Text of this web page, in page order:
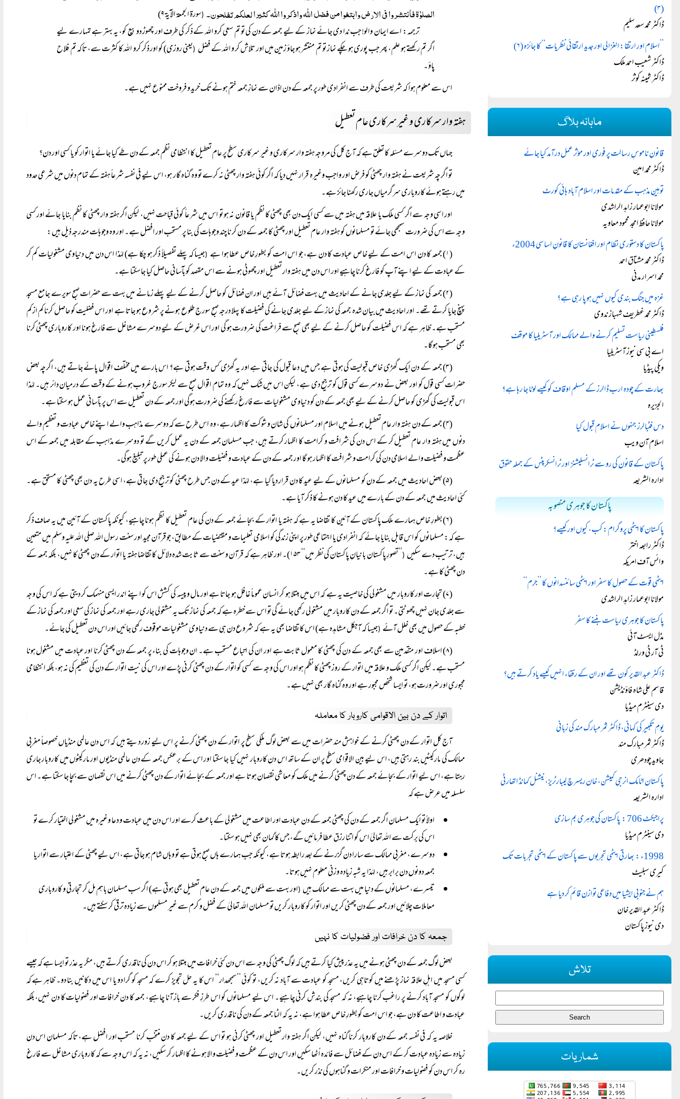
الصلوٰۃ فانتشروا فی الارض وابتغوا من فضل اللہ واذکروا اللہ کثیرا لعلکم تفلحون۔ (سورۃ الجمعۃ الآیۃ ۹)
ترجمہ: اے ایمان والو! جب ندا دی جائے نماز کے لیے جمعہ کے دن کی تو تم سعی کرو اللہ کے ذکر کی طرف اور چھوڑ دو بیع کو، یہ بہتر ہے تمہارے لیے
اگر تم رکھتے ہو علم، پھر جب پوری ہو چکے نماز تو تم منتشر ہو جاؤ زمین میں اور تلاش کر و اللہ کے فضل (یعنی روزی) کو اور ذکر کرو اللہ کا کثرت سے، تاکہ تم فلاح
پاؤ۔
اس سے معلوم ہوا کہ شریعت کی طرف سے انفرادی طور پر جمعہ کے دن اذان سے نمازِ جمعہ ختم ہونے تک خرید و فروخت ممنوع نہیں ہے۔
ہفتہ وار سرکاری و غیر سرکاری عام تعطیل
جہاں تک دوسرے مسئلہ کا تعلق ہے کہ آج کل کی مروجہ ہفتہ وار سرکاری و غیر سرکاری سطح پر عام تعطیل کا انتظامی نظم جمعہ کے دن طے کیا جائے یا اتوار کو یا کسی اور دن؟
تو اگرچہ شریعت نے ہفتہ وار چھٹی کو فرض اور واجب وغیرہ قرار نہیں دیا کہ اگر کوئی ہفتہ وار چھٹی نہ کرے تو وہ گناہ گار ہو، اس لیے فی نفسہ شرعاً ہفتہ کے تمام دنوں میں شرعی حدود
میں رہتے ہوئے کاروباری سرگرمیاں جاری رکھنا جائز ہے۔
اور اسی وجہ سے اگر کسی ملک یا علاقہ میں ہفتہ میں سے کسی ایک دن بھی چھٹی کا نظم یا قانون نہ ہو تو اس میں شرعاً کوئی قباحت نہیں، لیکن اگر ہفتہ وار چھٹی کا نظم بنایا جائے اور کسی
وجہ سے اس کی ضرورت سمجھی جائے تو مسلمانوں کو ہفتہ وار عام تعطیل اور چھٹی کا جمعہ کے دن کر نا چند وجوہات کی بنا پر مستحب اور افضل ہے۔ اور وہ وجوہات مندرجہ ذیل ہیں:
(۱) جمعہ کا دن اس امت کے لیے خاص عبادت کا دن ہے، جو اس امت کو بطورِ خاص عطا ہوا ہے
(جیسا کہ پہلے تفصیلاً ذکر ہو چکا ہے) لہٰذا اس دن میں دنیاوی مشغولیات کم کر
کے عبادت کے لیے اپنے آپ کو فارغ کرنا چاہیے اور اس دن میں ہفتہ وار تعطیل اور چھوٹی ہونے سے اس مقصد کو بآسانی حاصل کیا جاسکتا ہے۔
(۲) جمعہ کی نماز کے لیے جلدی جانے کے احادیث میں بہت فضائل آئے ہیں اور ان فضائل کو حاصل کرنے کے لیے پہلے زمانے میں بہت سے حضرات صبح سویرے جامع مسجد
پہنچ جایا کرتے تھے۔ اور احادیث میں بیان شدہ جمعہ کی نماز کے لیے جلدی جانے کی فضیلت کا پہلا درجہ صبح سورج طلوع ہونے پر شروع ہو جاتا ہے اور اس فضلیت کو حاصل کرنا کم از کم
مستحب ہے۔ ظاہر ہے کہ اس فضیلت کو حاصل کرنے کے لیے بھی صبح سے فراغت کی ضرورت ہو گی اور اس غرض کے لیے دوسرے مشاغل سے فارغ ہونا اور کاروباری چھٹی کرنا
بھی مستحب ہوگا۔
(۳) جمعہ کے دن ایک گھڑی خاص قبولیت کی ہوتی ہے جس میں دعا قبول کی جاتی ہے اور یہ گھڑی کس وقت ہوتی ہے؟ اس بارے میں مختلف اقوال پائے جاتے ہیں، اگرچہ بعض
حضرات کسی قول کو اور بعض نے دوسرے کسی قول کو ترجیح دی ہے، لیکن اس میں شک نہیں کہ وہ تمام اقوال صبح سے لیکر سورج غروب ہونے کے وقت کے درمیان دائر ہیں۔ لہٰذا
اس قبولیت کی گھڑی کو حاصل کرنے کے لیے بھی جمعہ کے دن کو دنیاوی مشغولیات سے فارغ رکھنے کی ضرورت ہوگی اور جمعہ کے دن تعطیل سے اس پر بآسانی عمل ہو سکتا ہے۔
(۴) جمعہ کے دن ہفتہ وار عام تعطیل ہونے میں اسلام اور مسلمانوں کی شان و شوکت کا اظہار ہے، وہ اس طرح سے کہ دوسرے مذاہب والے اپنے خاص عبادت و تعظیم والے
دنوں میں ہفتہ وار عام تعطیل کر کے اس دن کی شرافت و کرامت کا اظہار کرتے ہیں، جب مسلمان جمعہ کے دن یہ عمل کریں گے تو دوسرے مذاہب کے مقابلہ میں جمعہ کے اس
عظمت و فضیلت والے اسلامی دن کی کرامت و شرافت کا اظہار ہو گا اور جمعہ کے دن کے عبادت و فضیلت والا دن ہونے کی عملی طور پر تبلیغ ہوگی۔
(۵) بعض احادیث میں جمعہ کے دن کو مسلمانوں کے لیے عید کا دن قرار دیا گیا ہے، لہٰذا عید کے دن جس طرح چھٹی کو ترجیح دی جاتی ہے، اسی طرح یہ دن بھی چھٹی کا مستحق ہے۔
کئی احادیث میں جمعہ کے دن کے بارے میں عید کا دن ہونے کا ذکر آیا ہے۔
(۶) بطورِ خاص ہمارے ملک پاکستان کے آئین کا تقاضا یہ ہے کہ ہفتہ یا اتوار کے بجائے جمعہ کے دن کی عام تعطیل کا نظم ہونا چاہیے، کیونکہ پاکستان کے آئین میں یہ صاف ذکر
ہے کہ: مسلمانوں کو اس قابل بنایا جائے کہ انفرادی یا اجتماعی طور پر اپنی زندگی کو اسلامی تعلیمات و مقتضیات کے مطابق، جو قرآن مجید اور سنت رسول اللہ صلی اللہ علیہ وسلم میں متعین
ہیں، ترتیب دے سکیں (
’’تصورِ پاکستان بانیانِ پاکستان کی نظر میں‘‘ ۱۵۳)۔ اور ظاہر ہے کہ قرآن و سنت سے ثابت شدہ دلائل کا تقاضا ہفتہ یا اتوار کے دن چھٹی کا نہیں، بلکہ جمعہ کے
دن چھٹی کا ہے۔
(۷) تجارت اور کاروبار میں مشغولی کی خاصیت یہ ہے کہ اس میں مبتلا ہو کر انسان عموماً غافل ہو جاتا ہے اور مال و پیسہ کی کشش اس کو اپنے اندر ایسی منہمک کر دیتی ہے کہ اس کی وجہ
سے جلدی جان نہیں چھوٹتی۔ تو اگر جمعہ کے دن کاروبار میں مشغولی رکھی جائے گی تو اس سے خطرہ ہے کہ جمعہ کی نماز تک یہ مشغولی جاری رہے اور جمعہ کی نماز کی سعی اور جمعہ کی نماز کے
خطبہ کے حصول میں بھی خلل آئے (جیسا کہ آجکل مشاہدہ ہے) اس کا تقاضا بھی یہ ہے کہ شروع دن ہی سے دنیاوی مشغولیات موقوف رکھی جائیں اور اس دن تعطیل کی جائے۔
(۸) اسلاف اور متقدمین سے بھی جمعہ کے دن کی چھٹی کا معمول ثابت ہے اور ان کی اتباع مستحب ہے۔ ان وجوہات کی بناء پر جمعہ کے دن چھٹی کرنا اور عبادت میں مشغول ہونا
مستحب ہے۔ لیکن اگر کسی ملک و علاقہ میں اتوار کے روز چھٹی کا نظم ہو اور اس کی وجہ سے کسی کو اتوار کے دن چھٹی کرنی پڑے اور اس کی نیت اتوار کے دن کی تعظیم کی نہ ہو، بلکہ انتظامی
مجبوری اور ضرورت ہو، تو ایسا شخص مجبور ہے اور وہ گناہ گار بھی نہیں ہے۔
اتوار کے دن بین الاقوامی کاروبار کا معاملہ
آج کل اتوار کے دن چھٹی کرنے کے خواہش مند حضرات میں سے بعض لوگ ملکی سطح پر اتوار کے دن چھٹی کرنے پر اس لیے زور دیتے ہیں کہ اس دن عالمی منڈیاں خصوصاً مغربی
ممالک کی مارکیٹیں بند رہتی ہیں، اس لیے بین الاقوامی سطح پر ان کے ساتھ اس دن کاروبار نہیں کیا جا سکتا اور اس کے برعکس جمعہ کے دن عالمی منڈیوں اور مارکیٹوں میں کاروبار جاری
رہتا ہے، اس لیے اتوار کے بجائے جمعہ کے دن چھٹی کرنے میں ملک کو معاشی نقصان ہوتا ہے اور جمعہ کے بجائے اتوار کے دن چھٹی کرنے میں اس نقصان سے بچا جا سکتا ہے۔ اس
سلسلہ میں عرض ہے کہ
اولاً تو ایک مسلمان اگر جمعہ کے دن کی چھٹی جمعہ کے دن عبادت اور اطاعت میں مشغولی کے باعث کرے اور اس دن میں عبادت و دعا وغیرہ میں مشغولی اختیار کرے تو
اس کی برکت سے اللہ تعالیٰ اس کو اتنا رزق عطا فرمائیں گے، جس کا گمان بھی نہیں ہو سکتا۔
دوسرے، مغربی ممالک سے سارا دن گزرنے کے بعد رابطہ ہوتا ہے، کیونکہ جب ہمارے ہاں صبح ہوتی ہے تو وہاں شام ہو جاتی ہے، اس لیے چھٹی کے اعتبار سے اتوار یا
جمعہ دونوں دن برابر ہیں، لہٰذا یہ شبہ زیادہ وزنی معلوم نہیں ہوتا۔
تیسرے، مسلمانوں کے دنیا میں بہت سے ممالک ہیں (اور بہت سے ملکوں میں جمعہ کے دن عام تعطیل بھی ہوتی ہے) اگر سب مسلمان باہم مل کر تجارتی و کاروباری
معاملات چلائیں اور جمعہ کے دن چھٹی کریں اور اتوار کو کاروبار کریں تو مسلمان اللہ تعالیٰ کے فضل و کرم سے غیر مسلموں سے زیادہ ترقی کر سکتے ہیں۔
جمعہ کا دن خرافات اور فضولیات کا نہیں
بعض لوگ جمعہ کے دن چھٹی ہونے میں یہ عذر پیش کیا کرتے ہیں کہ لوگ چھٹی کی وجہ سے اس دن کئی خرافات میں مبتلا ہو کر اس دن کی ناقدری کرتے ہیں، مگر یہ عذر تو ایسا ہے کہ جیسے
کسی مسجد میں اہلِ علاقہ نماز پڑھنے میں کوتاہی کریں، مسجد کو عبادت سے آباد نہ کریں، تو کوئی ’’سمجھدار‘‘ اس کا یہ حل تجویز کرے کہ مسجد کو گرا دو یا اس میں دکانیں بنا دو۔ ظاہر ہے کہ
لوگوں کو مسجد آباد کرنے پر راغب کرنا چاہیے، نہ کہ مسجد کی بندش کرنی چاہیے۔ اس لیے مسلمانوں کو اس طرزِ فکر سے باز آنا چاہیے، جمعہ کا دن خرافات اور فضولیات کا دن نہیں، بلکہ
عبادت و اطاعت کا دن ہے، جو اس امت کو بطورِ خاص عطا ہوا ہے، نہ یہ کہ الٹا جمعہ کے دن کی ناقدری کریں۔
خلاصہ یہ کہ فی نفسہ جمعہ کے دن کاروبار کرنا گناہ نہیں، لیکن اگر ہفتہ وار تعطیل اور چھٹی کرنی ہو تو اس کے لیے جمعہ کا دن منتخب کرنا مستحب اور افضل ہے، تاکہ مسلمان اس دن
زیادہ سے زیادہ عبادت کر کے اس دن کے فضائل سے فائدہ اُٹھا سکیں اور اس دن کے عظمت و فضیلت والا ہونے کا اظہار کر سکیں، نہ یہ کہ اس وجہ سے کہ کاروباری مشاغل سے فارغ
رہ کر اس دن کو فضولیات و خرافات اور منکرات و گناہوں کی نذر کریں۔
(۳)
ڈاکٹر محمد سعد سلیم
’’اسلام اور ارتقا: الغزالی اور جدید ارتقائی نظریات‘‘ کا جائزہ (۶)
ڈاکٹر شعیب احمد ملک
ڈاکٹر ثمینہ کوثر
ماہانہ بلاگ
قانونِ ناموسِ رسالت پر فوری اور مؤثر عمل درآمد کیا جائے
ڈاکٹر محمد امین
توہینِ مذہب کے مقدمات اور اسلام آباد ہائی کورٹ
مولانا ابوعمار زاہد الراشدی
مولانا حافظ امجد محمود معاویہ
پاکستان کا دستوری نظام اور افغانستان کا قانونِ اساسی 2004ء
ڈاکٹر محمد مشتاق احمد
محمد اسرار مدنی
غزہ میں جنگ بندی کیوں نہیں ہو پا رہی ہے؟
ڈاکٹر محمد غطریف شہباز ندوی
فلسطینی ریاست تسلیم کرنے والے ممالک اور آسٹریلیا کا موقف
اے بی سی نیوز آسٹریلیا
ویکی پیڈیا
بھارت کے چودہ ارب ڈالرز کے مسلم اوقاف کو کیسے لوٹا جا رہا ہے؟
الجزیرہ
دس فٹبالرز جنہوں نے اسلام قبول کیا
اسلام آن ویب
پاکستان کے قانون کی رو سے ٹرانسلیشنز اور ٹرانسکرپٹس کے جملہ حقوق
ادارہ الشریعہ
پاکستان کا جوہری منصوبہ
پاکستان کا ایٹمی پروگرام: کب، کیوں اور کیسے؟
ڈاکٹر رابعہ اختر
وائس آف امریکہ
ایٹمی قوت کے حصول کا سفر اور ایٹمی سائنسدانوں کا ’’جرم‘‘
مولانا ابوعمار زاہد الراشدی
پاکستان کا جوہری ریاست بننے کا سفر
مڈل ایسٹ آئی
ٹی آر ٹی ورلڈ
ڈاکٹر عبد القدیر کون تھے اور ان کے رفقاء انہیں کیسے یاد کرتے ہیں؟
قاسم علی شاہ فاؤنڈیشن
دی سینٹرم میڈیا
یومِ تکبیر کی کہانی، ڈاکٹر ثمر مبارک مند کی زبانی
ڈاکٹر ثمر مبارک مند
جاوید چودھری
پاکستان اٹامک انرجی کمیشن، خان ریسرچ لیبارٹریز، نیشنل کمانڈ اتھارٹی
ادارہ الشریعہ
پراجیکٹ 706 : پاکستان کی جوہری بم سازی
دی سینٹرم میڈیا
1998ء : بھارتی ایٹمی تجربوں سے پاکستان کے ایٹمی تجربات تک
کیری سبلیٹ
ہم نے جنوبی ایشیا میں دفاعی توازن قائم کر دیا ہے
ڈاکٹر عبد القدیر خان
دی نیوز پاکستان
تلاش
شماریات